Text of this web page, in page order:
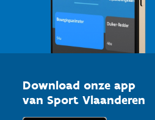
Download onze app
van Sport Vlaanderen